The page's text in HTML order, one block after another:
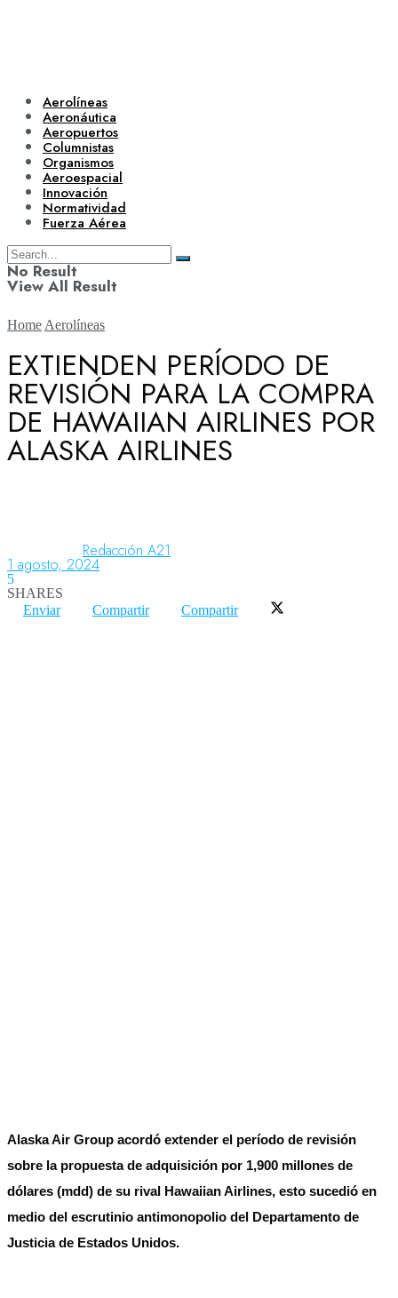
Aerolíneas
Aeronáutica
Aeropuertos
Columnistas
Organismos
Aeroespacial
Innovación
Normatividad
Fuerza Aérea
No Result
View All Result
Aerolíneas
Aeronáutica
Home Aerolíneas
EXTIENDEN PERÍODO DE
REVISIÓN PARA LA COMPRA
DE HAWAIIAN AIRLINES POR
ALASKA AIRLINES
Redacción A21
1 agosto, 2024
5
SHARES
Enviar
Compartir Compartir
Alaska Air Group acordó extender el período de revisión
sobre la propuesta de adquisición por 1,900 millones de
dólares (mdd) de su rival Hawaiian Airlines, esto sucedió en
medio del escrutinio antimonopolio del Departamento de
Justicia de Estados Unidos.